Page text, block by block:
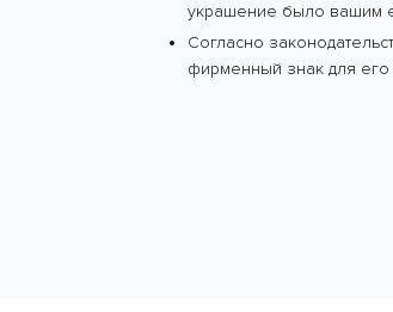
украшение было вашим
Согласно
фирменный знак для его